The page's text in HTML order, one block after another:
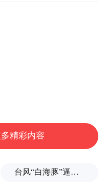
is a social media
information storage
精彩内容
台风“白海豚”逼近浙闽沿海，10余省份将掀强风雨